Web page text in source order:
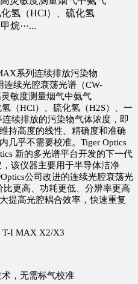
氢（HCl）、硫化氢
烷···...
系列连续排放污染物
连续光腔衰荡光谱（CW-
敏度测量烟气中氨气
（HCl）、硫化氢（H2S）、一
续排放的污染物气体浓度，即
持高度的线性、精确度和准确
几乎不需要校准。Tiger Optics
新的多光谱平台开发的下一代
该仪器主要用于半导体洁净
公司改进的连续光腔衰荡光
比更高、功耗更低、分辨率更高
提高光腔耦合效率，快速重复
术，无需标气校准